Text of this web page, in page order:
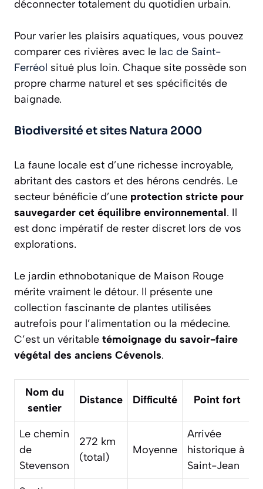
déconnecter totalement du quotidien urbain.
Pour varier les plaisirs aquatiques, vous pouvez
comparer ces rivières avec le lac de Saint-
Ferréol situé plus loin. Chaque site possède son
propre charme naturel et ses spécificités de
baignade.
Biodiversité et sites Natura 2000
La faune locale est d’une richesse incroyable,
abritant des castors et des hérons cendrés. Le
secteur bénéficie d’une protection stricte pour
sauvegarder cet équilibre environnemental. Il
est donc impératif de rester discret lors de vos
explorations.
Le jardin ethnobotanique de Maison Rouge
mérite vraiment le détour. Il présente une
collection fascinante de plantes utilisées
autrefois pour l’alimentation ou la médecine.
C’est un véritable témoignage du savoir-faire
végétal des anciens Cévenols.
Nom du
sentier
Distance Difficulté Point fort
Le chemin
de
Stevenson
272 km
(total)
Moyenne
Arrivée
historique à
Saint-Jean